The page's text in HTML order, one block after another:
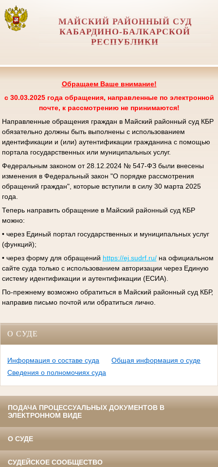
МАЙСКИЙ РАЙОННЫЙ СУД
КАБАРДИНО-БАЛКАРСКОЙ
РЕСПУБЛИКИ
Обращаем Ваше внимание!
с 30.03.2025 года обращения, направленные по электронной
почте, к рассмотрению не принимаются!
Направленные обращения граждан в Майский районный суд КБР
обязательно должны быть выполнены с использованием
идентификации и (или) аутентификации гражданина с помощью
портала государственных или муниципальных услуг.
Федеральным законом от 28.12.2024 № 547-ФЗ были внесены
изменения в Федеральный закон "О порядке рассмотрения
обращений граждан", которые вступили в силу 30 марта 2025
года.
Теперь направить обращение в Майский районный суд КБР
можно:
• через Единый портал государственных и муниципальных услуг
(функций);
• через форму для обращений https://ej.sudrf.ru/на официальном
сайте суда только с использованием авторизации через Единую
систему идентификации и аутентификации (ЕСИА).
По-прежнему возможно обратиться в Майский районный суд КБР,
направив письмо почтой или обратиться лично.
О СУДЕ
Информация о составе суда
Общая информация о суде
Сведения о полномочиях суда
ПОДАЧА ПРОЦЕССУАЛЬНЫХ ДОКУМЕНТОВ В
ЭЛЕКТРОННОМ ВИДЕ
О СУДЕ
СУДЕЙСКОЕ СООБЩЕСТВО